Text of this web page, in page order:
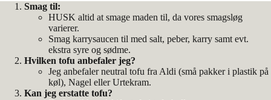
Smag til:
HUSK altid at smage maden til, da vores smagsløg
varierer.
Smag karrysaucen til med salt, peber, karry samt evt.
ekstra syre og sødme.
Hvilken tofu anbefaler jeg?
Jeg anbefaler neutral tofu fra Aldi (små pakker i plastik på
køl), Nagel eller Urtekram.
Kan jeg erstatte tofu?